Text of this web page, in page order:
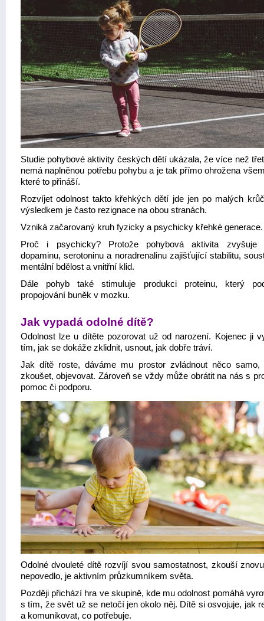
Studie pohybové aktivity českých dětí ukázala, že více než
nemá naplněnou potřebu pohybu a je tak přímo ohrožena
které to přináší.
Rozvíjet odolnost takto křehkých dětí jde jen po malých
výsledkem je často rezignace na obou stranách.
Vzniká začarovaný kruh fyzicky a psychicky křehké generace.
Proč i psychicky? Protože pohybová aktivita zvyšuje
dopaminu, serotoninu a noradrenalinu zajišťující stabilitu,
mentální bdělost a vnitřní klid.
Dále pohyb také stimuluje produkci proteinu, který
propojování buněk v mozku.
Jak vypadá odolné dítě?
Odolnost lze u dítěte pozorovat už od narození. Kojenec ji
tím, jak se dokáže zklidnit, usnout, jak dobře tráví.
Jak dítě roste, dáváme mu prostor zvládnout něco samo,
zkoušet, objevovat. Zároveň se vždy může obrátit na nás s
pomoc či podporu.
Odolné dvouleté dítě rozvíjí svou samostatnost, zkouší
nepovedlo, je aktivním průzkumníkem světa.
Později přichází hra ve skupině, kde mu odolnost pomáhá
s tím, že svět už se netočí jen okolo něj. Dítě si osvojuje, jak
a komunikovat, co potřebuje.